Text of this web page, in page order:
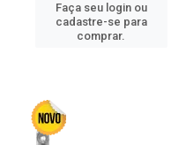
Faça seu login ou
cadastre-se para
comprar.